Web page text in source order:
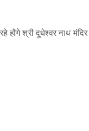
होंगे श्री दूधेश्वर नाथ